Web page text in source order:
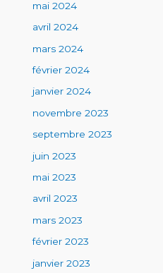
mai 2024
avril 2024
mars 2024
février 2024
janvier 2024
novembre 2023
septembre 2023
juin 2023
mai 2023
avril 2023
mars 2023
février 2023
janvier 2023